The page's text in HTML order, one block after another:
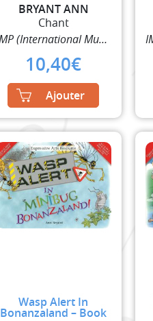
BRYANT ANN
Chant
IMP (International Music Publisher)
10,40€
Ajouter
Wasp Alert In
Bonanzaland – Book